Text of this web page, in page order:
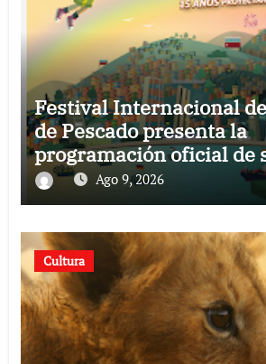
Festival Internacional
de Pescado presenta la
programación oficial de
Ago 9, 2026
Cultura